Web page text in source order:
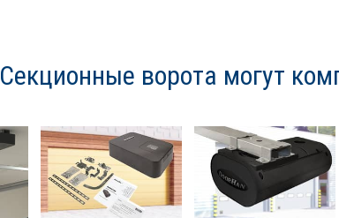
Секционные ворота могут